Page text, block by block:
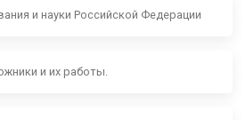
и науки Российской Федерации
и их работы.